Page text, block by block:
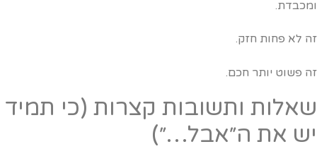
לא פחות חזק.
פשוט יותר חכם.
ותשובות קצרות (כי תמיד
את ה״אבל…״)